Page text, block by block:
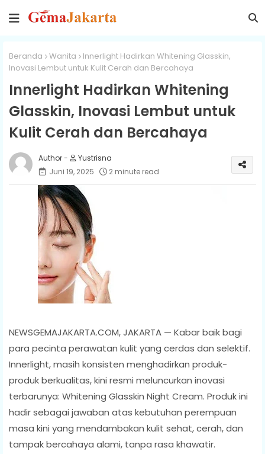
Beranda Wanita
Innerlight Hadirkan Whitening Glasskin,
Inovasi Lembut untuk Kulit Cerah dan Bercahaya
Innerlight Hadirkan Whitening
Glasskin, Inovasi Lembut untuk
Kulit Cerah dan Bercahaya
Yustrisna
Juni 19, 2025
2 minute read
NEWSGEMAJAKARTA.COM, JAKARTA — Kabar baik bagi
para pecinta perawatan kulit yang cerdas dan selektif.
Innerlight, masih konsisten menghadirkan produk-
produk berkualitas, kini resmi meluncurkan inovasi
terbarunya: Whitening Glasskin Night Cream. Produk ini
hadir sebagai jawaban atas kebutuhan perempuan
masa kini yang mendambakan kulit sehat, cerah, dan
tampak bercahaya alami, tanpa rasa khawatir.